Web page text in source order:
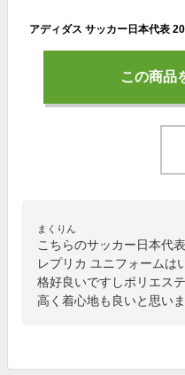
この商品
まくりん
こちらのサッカー日本代
レプリカ ユニフォームは
格好良いですしポリエス
高く着心地も良いと思いま